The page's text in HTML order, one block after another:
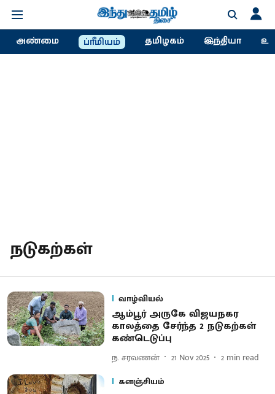
அண்மை ப்ரீமியம் தமிழகம் இந்தியா
நடுகற்கள்
வாழ்வியல்
ஆம்பூர் அருகே விஜயநகர
காலத்தை சேர்ந்த 2 நடுகற்கள்
கண்டெடுப்பு
ந. சரவணன் 21 Nov 2025 2 min read
களஞ்சியம்